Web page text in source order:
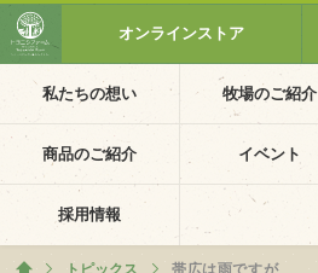
私たちの想い 牧場のご紹介
商品のご紹介 イベント
採用情報
オンラインストア
ホーム
トピックス 帯広は雨ですが
ホーム
私たちの想い
PV動画
イベントカレンダー